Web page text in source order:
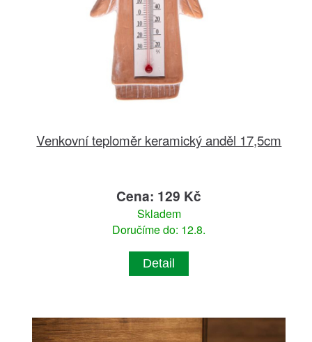
Venkovní teploměr keramický anděl 17,5cm
Cena: 129 Kč
Skladem
Doručíme do: 12.8.
Detail